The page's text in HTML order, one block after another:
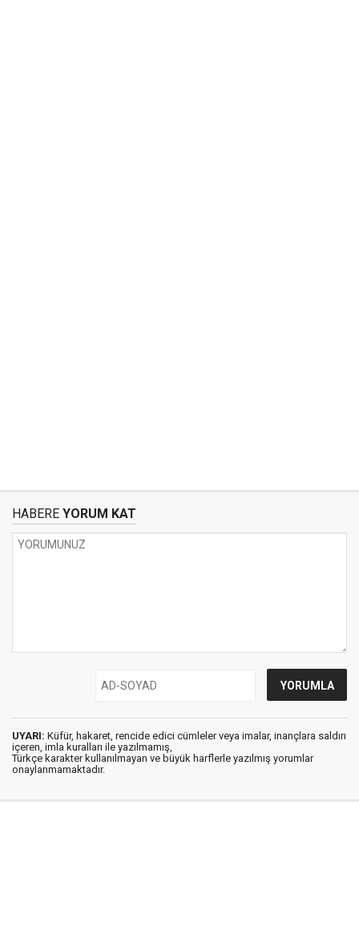
HABERE YORUM KAT
UYARI: Küfür, hakaret, rencide edici cümleler veya imalar, inançlara saldırı
içeren, imla kuralları ile yazılmamış,
Türkçe karakter kullanılmayan ve büyük harflerle yazılmış yorumlar
onaylanmamaktadır.